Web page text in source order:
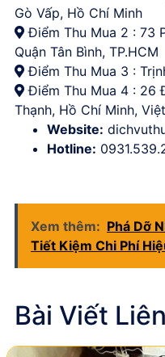
Gò Vấp, Hồ Chí Minh
Điểm Thu Mua 2 : 73
Quận Tân Bình, TP.HCM
Điểm Thu Mua 3 :
Điểm Thu Mua 4 : 26
Thạnh, Hồ Chí Minh,
Website:
Hotline:
Xem thêm: Phá Dỡ
Tiết Kiệm Chi Phí
Bài Viết